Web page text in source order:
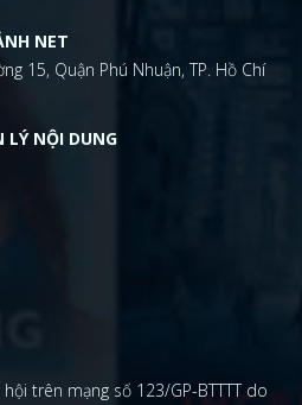
NET
15, Quận Phú Nhuận, TP. Hồ Chí
LÝ NỘI DUNG
trên mạng số 123/GP-BTTTT do